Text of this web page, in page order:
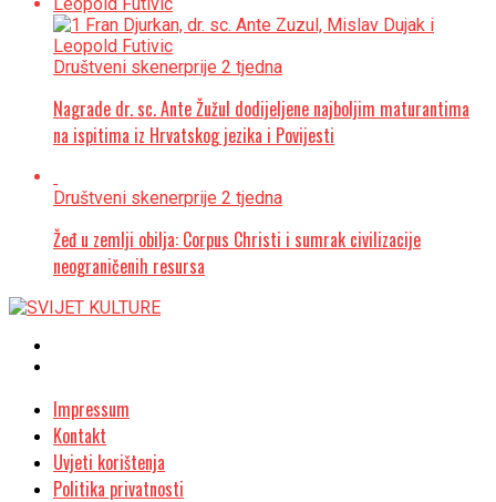
Društveni skenerprije 2 tjedna
Nagrade dr. sc. Ante Žužul dodijeljene najboljim maturantima
na ispitima iz Hrvatskog jezika i Povijesti
Društveni skenerprije 2 tjedna
Žeđ u zemlji obilja: Corpus Christi i sumrak civilizacije
neograničenih resursa
Impressum
Kontakt
Uvjeti korištenja
Politika privatnosti